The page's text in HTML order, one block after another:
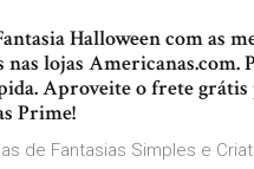
Halloween com as
nas lojas Americanas.com.
Aproveite o frete grátis
Prime!
de Fantasias Simples e